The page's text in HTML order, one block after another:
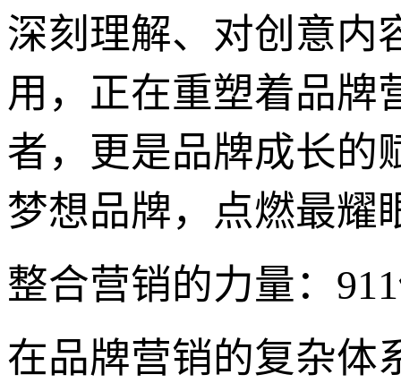
深刻理解、对创意内
用，正在重塑着品牌
者，更是品牌成长的
梦想品牌，点燃最耀
整合营销的力量：
在品牌营销的复杂体